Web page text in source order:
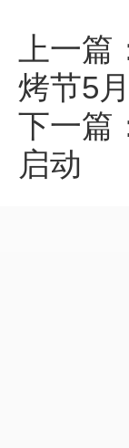
上一篇
烤节5
下一篇
启动